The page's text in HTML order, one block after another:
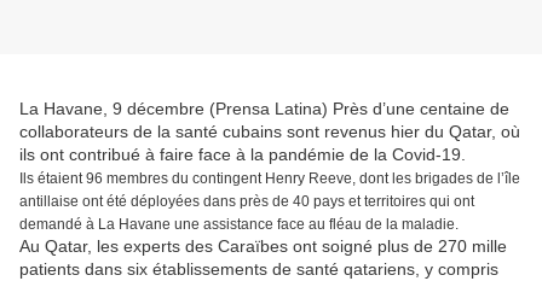
La Havane, 9 décembre (Prensa Latina) Près d’une centaine de
collaborateurs de la santé cubains sont revenus hier du Qatar, où
ils ont contribué à faire face à la pandémie de la Covid-19.
Ils étaient 96 membres du contingent Henry Reeve, dont les brigades de l’île
antillaise ont été déployées dans près de 40 pays et territoires qui ont
demandé à La Havane une assistance face au fléau de la maladie.
Au Qatar, les experts des Caraïbes ont soigné plus de 270 mille
patients dans six établissements de santé qatariens, y compris